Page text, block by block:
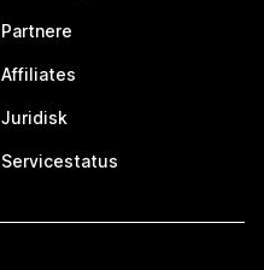
Partnere
Affiliates
Juridisk
Servicestatus